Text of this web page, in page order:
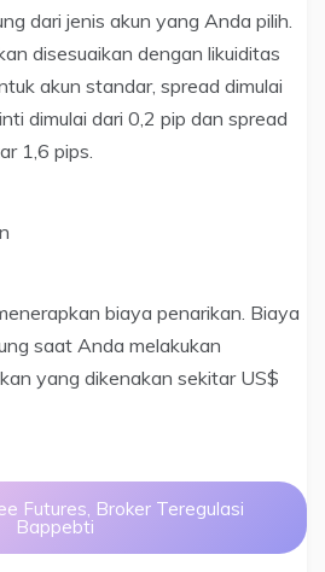
dari jenis akun yang Anda pilih.
disesuaikan dengan likuiditas
akun standar, spread dimulai
dimulai dari 0,2 pip dan spread
1,6 pips.
biaya penarikan. Biaya
saat Anda melakukan
yang dikenakan sekitar US$
Futures, Broker Teregulasi
Bappebti